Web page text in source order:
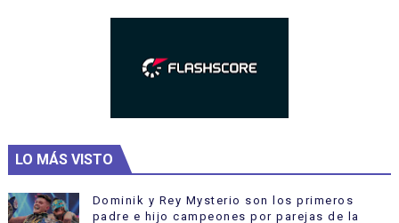
LO MÁS VISTO
Dominik y Rey Mysterio son los primeros
padre e hijo campeones por parejas de la